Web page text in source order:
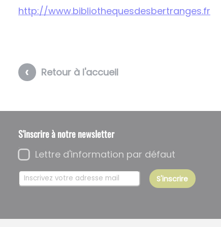
http://www.bibliothequesdesbertranges.fr
Retour à l'accueil
S'inscrire à notre newsletter
Lettre d'information par défaut
S'inscrire